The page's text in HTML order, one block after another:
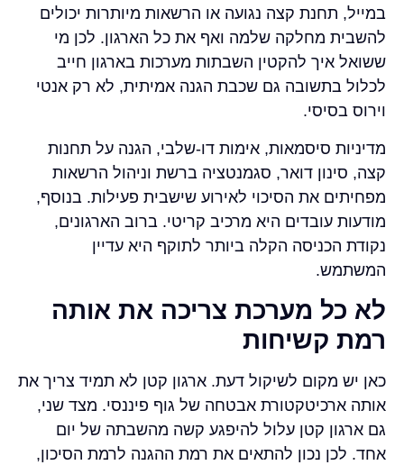
במייל, תחנת קצה נגועה או הרשאות מיותרות יכולים
להשבית מחלקה שלמה ואף את כל הארגון. לכן מי
ששואל איך להקטין השבתות מערכות בארגון חייב
לכלול בתשובה גם שכבת הגנה אמיתית, לא רק אנטי
וירוס בסיסי.
מדיניות סיסמאות, אימות דו-שלבי, הגנה על תחנות
קצה, סינון דואר, סגמנטציה ברשת וניהול הרשאות
מפחיתים את הסיכוי לאירוע שישבית פעילות. בנוסף,
מודעות עובדים היא מרכיב קריטי. ברוב הארגונים,
נקודת הכניסה הקלה ביותר לתוקף היא עדיין
המשתמש.
לא כל מערכת צריכה את אותה
רמת קשיחות
כאן יש מקום לשיקול דעת. ארגון קטן לא תמיד צריך את
אותה ארכיטקטורת אבטחה של גוף פיננסי. מצד שני,
גם ארגון קטן עלול להיפגע קשה מהשבתה של יום
אחד. לכן נכון להתאים את רמת ההגנה לרמת הסיכון,